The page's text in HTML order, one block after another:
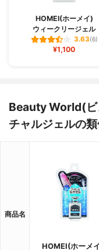
HOMEI(ホーメイ)
ウィークリージェル
3.63(6)
¥1,100
Beauty World(ビ
チャルジェルの
商品名
HOMEI(ホーメ